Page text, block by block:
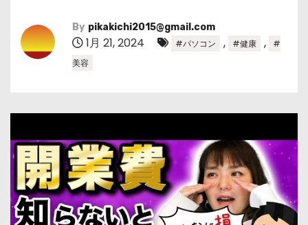
By pikakichi2015@gmail.com
1月 21, 2024 #パソコン , #健康 ,
#
美容